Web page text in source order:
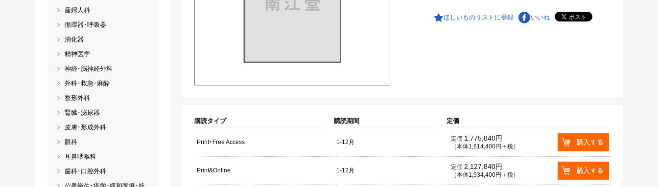
ほしいものリストに登録 いいね
購読タイプ 購読期間 定価
Print+Free Access 1-12月 定価 1,775,840円
（本体1,614,400円＋税）
Print&Online 1-12月 定価 2,127,840円
（本体1,934,400円＋税）
産婦人科
循環器･呼吸器
消化器
精神医学
神経･脳神経外科
外科･救急･麻酔
整形外科
腎臓･泌尿器
皮膚･形成外科
眼科
耳鼻咽喉科
歯科･口腔外科